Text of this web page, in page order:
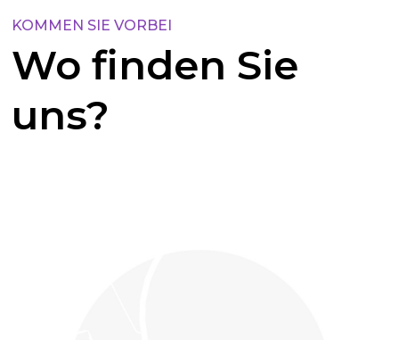
KOMMEN SIE VORBEI
Wo finden Sie
uns?